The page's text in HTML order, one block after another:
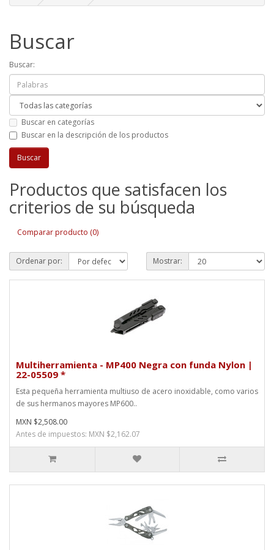
Buscar
Buscar:
Buscar en categorías
Buscar en la descripción de los productos
Productos que satisfacen los
criterios de su búsqueda
Comparar producto (0)
Ordenar por: Mostrar:
Multiherramienta - MP400 Negra con funda Nylon |
22-05509 *
Esta pequeña herramienta multiuso de acero inoxidable, como varios
de sus hermanos mayores MP600..
MXN $2,508.00
Antes de impuestos: MXN $2,162.07